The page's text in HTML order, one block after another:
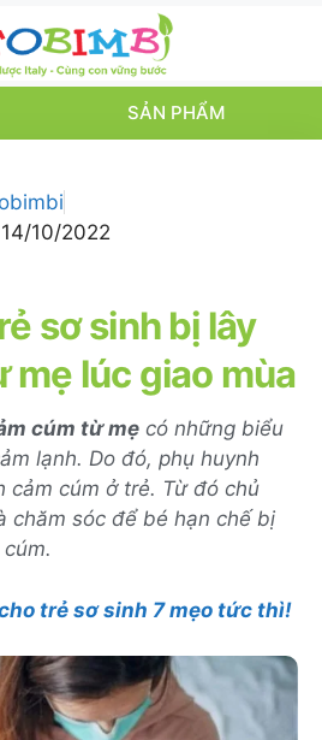
SẢN PHẨM
14/10/2022
sơ sinh bị lây
mẹ lúc giao mùa
cúm từ mẹ có những biểu
lạnh. Do đó, phụ huynh
cảm cúm ở trẻ. Từ đó chủ
chăm sóc để bé hạn chế bị
trẻ sơ sinh 7 mẹo tức thì!